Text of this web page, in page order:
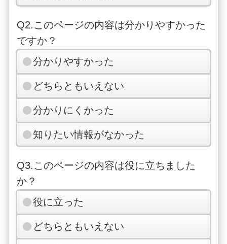
Q2.このページの内容は分かりやすかった
ですか？
分かりやすかった
どちらともいえない
分かりにくかった
知りたい情報がなかった
Q3.このページの内容は役に立ちました
か？
役に立った
どちらともいえない